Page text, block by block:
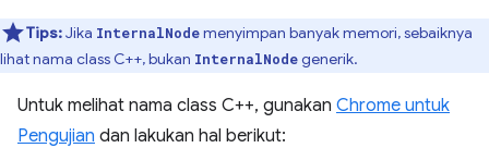
Tips:Jika InternalNodemenyimpan banyak memori, sebaiknya
lihat nama class C++, bukan InternalNodegenerik.
Untuk melihat nama class C++, gunakan Chrome untuk
Pengujian dan lakukan hal berikut: